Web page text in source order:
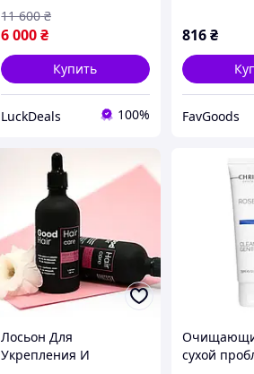
6 000₴
11 600 ₴
Купить
LuckDeals 100%
816 ₴
FavGoods
Лосьон Для
Укрепления И сухой